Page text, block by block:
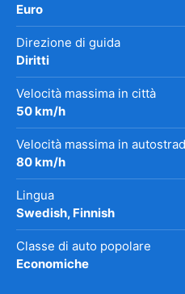
Euro
Direzione di guida
Diritti
Velocità massima in città
50 km/h
Velocità massima in
80 km/h
Lingua
Swedish, Finnish
Classe di auto popolare
Economiche